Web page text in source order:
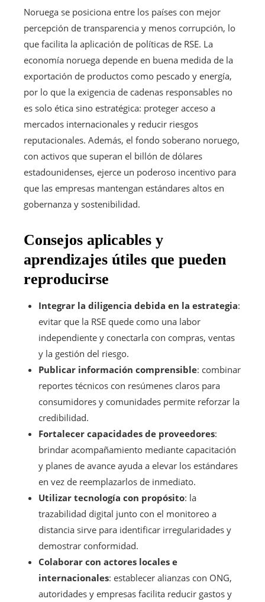
Noruega se posiciona entre los países con mejor
percepción de transparencia y menos corrupción, lo
que facilita la aplicación de políticas de RSE. La
economía noruega depende en buena medida de la
exportación de productos como pescado y energía,
por lo que la exigencia de cadenas responsables no
es solo ética sino estratégica: proteger acceso a
mercados internacionales y reducir riesgos
reputacionales. Además, el fondo soberano noruego,
con activos que superan el billón de dólares
estadounidenses, ejerce un poderoso incentivo para
que las empresas mantengan estándares altos en
gobernanza y sostenibilidad.
Consejos aplicables y
aprendizajes útiles que pueden
reproducirse
Integrar la diligencia debida en la estrategia:
evitar que la RSE quede como una labor
independiente y conectarla con compras, ventas
y la gestión del riesgo.
Publicar información comprensible: combinar
reportes técnicos con resúmenes claros para
consumidores y comunidades permite reforzar la
credibilidad.
Fortalecer capacidades de proveedores:
brindar acompañamiento mediante capacitación
y planes de avance ayuda a elevar los estándares
en vez de reemplazarlos de inmediato.
Utilizar tecnología con propósito: la
trazabilidad digital junto con el monitoreo a
distancia sirve para identificar irregularidades y
demostrar conformidad.
Colaborar con actores locales e
internacionales: establecer alianzas con ONG,
autoridades y empresas facilita reducir gastos y